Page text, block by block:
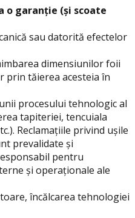
o garanție (și scoate
sau datorită efectelor
dimensiunilor foii
prin tăierea acesteia în
procesului tehnologic al
tapiteriei, tencuiala
Reclamațiile privind ușile
prevalidate și
pentru
și operaționale ale
încălcarea tehnologiei